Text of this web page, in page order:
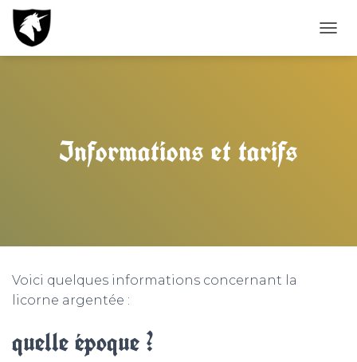
É
Informations et tarifs
Voici quelques informations concernant la
licorne argentée :
quelle époque ?